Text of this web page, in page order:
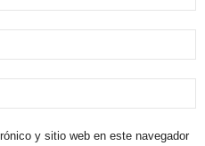
y sitio web en este navegador